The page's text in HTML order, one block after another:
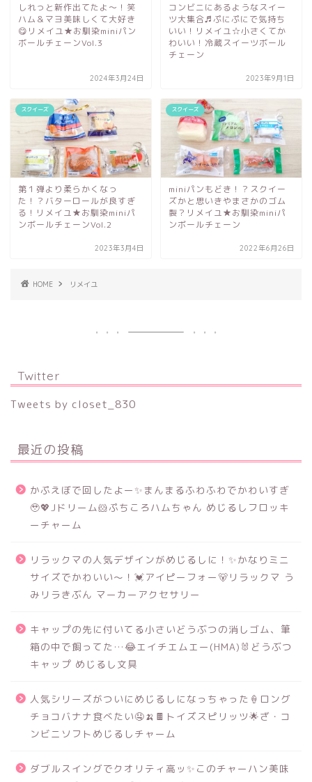
しれっと新作出てたよ～！笑
ハム＆マヨ美味しくて大好き
😋リメイユ★お馴染miniパン
ボールチェーンVol.3
2024年3月24日
コンビニにあるようなスイー
ツ大集合♬ぷにぷにで気持ち
いい！リメイユ☆小さくてか
わいい！冷蔵スイーツボール
チェーン
2023年9月1日
スクイーズ
第１弾より柔らかくなっ
た！？バターロールが良すぎ
る！リメイユ★お馴染miniパ
ンボールチェーンVol.2
2023年3月4日
スクイーズ
miniパンもどき！？スクイー
ズかと思いきやまさかのゴム
製？リメイユ★お馴染miniパ
ンボールチェーン
2022年6月26日
HOME リメイユ
Twitter
Tweets by closet_830
最近の投稿
かぷえぼで回したよー✨まんまるふわふわでかわいすぎ
🥹💖Jドリーム🐹ぷちころハムちゃん めじるしフロッキ
ーチャーム
リラックマの人気デザインがめじるしに！✨かなりミニ
サイズでかわいい～！💓アイピーフォー🐻リラックマ う
みリラきぶん マーカーアクセサリー
キャップの先に付いてる小さいどうぶつの消しゴム、筆
箱の中で飼ってた…😂エイチエムエー(HMA)🐰どうぶつ
キャップ めじるし文具
人気シリーズがついにめじるしになっちゃった🍦ロング
チョコバナナ食べたい🤤🍌🍫トイズスピリッツ🌟ざ・コ
ンビニソフトめじるしチャーム
ダブルスイングでクオリティ高ッ✨このチャーハン美味